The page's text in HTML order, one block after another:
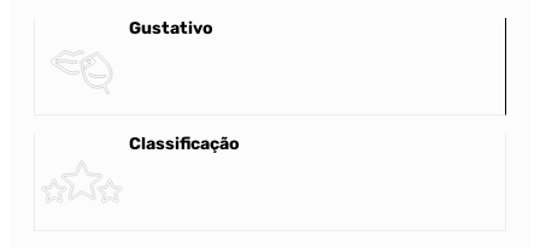
Gustativo
Classificação